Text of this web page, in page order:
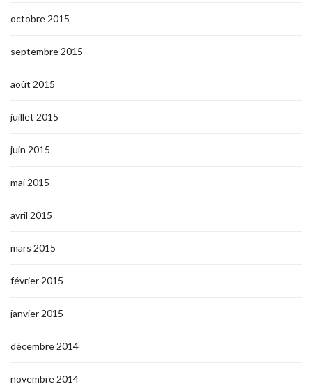
octobre 2015
septembre 2015
août 2015
juillet 2015
juin 2015
mai 2015
avril 2015
mars 2015
février 2015
janvier 2015
décembre 2014
novembre 2014